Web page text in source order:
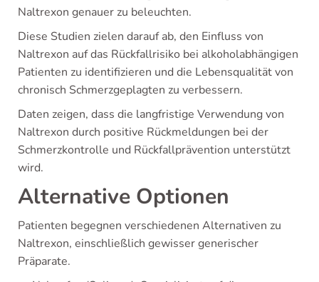
Naltrexon genauer zu beleuchten.
Diese Studien zielen darauf ab, den Einfluss von
Naltrexon auf das Rückfallrisiko bei alkoholabhängigen
Patienten zu identifizieren und die Lebensqualität von
chronisch Schmerzgeplagten zu verbessern.
Daten zeigen, dass die langfristige Verwendung von
Naltrexon durch positive Rückmeldungen bei der
Schmerzkontrolle und Rückfallprävention unterstützt
wird.
Alternative Optionen
Patienten begegnen verschiedenen Alternativen zu
Naltrexon, einschließlich gewisser generischer
Präparate.